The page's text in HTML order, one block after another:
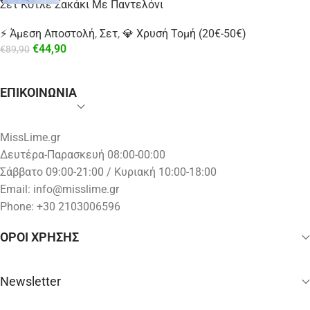
Σετ Κοτλέ Σακάκι Με Παντελόνι
⚡ Άμεση Αποστολή, Σετ, 💎 Χρυσή Τομή (20€-50€)
€89,90 €44,90
ΕΠΙΚΟΙΝΩΝΙΑ
MissLime.gr
Δευτέρα-Παρασκευή 08:00-00:00
Σάββατο 09:00-21:00 / Κυριακή 10:00-18:00
Email: info@misslime.gr
Phone: +30 2103006596
ΟΡΟΙ ΧΡΗΣΗΣ
Newsletter